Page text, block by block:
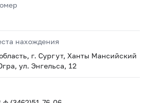
нахождения
г. Сургут, Ханты Мансийский
ул. Энгельса, 12